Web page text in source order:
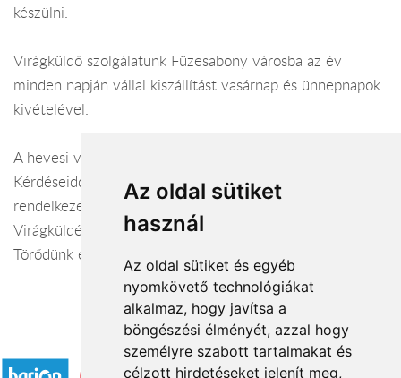
Az oldal sütiket
használ
Az oldal sütiket és egyéb
nyomkövető technológiákat
alkalmaz, hogy javítsa a
böngészési élményét, azzal hogy
személyre szabott tartalmakat és
célzott hirdetéseket jelenít meg,
készülni.
Virágküldő szolgálatunk Füzesabony városba az év
minden napján vállal kiszállítást vasárnap és ünnepnapok
kivételével.
A hevesi virágüzlet webáruháza:
Kérdéseiddel kapcsolatban örömmel állunk
rendelkezésedre.
Virágküldés Füzesabony
Törődünk egymással
Elfogadott fizetési módok